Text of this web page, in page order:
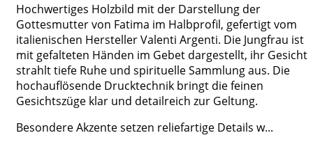
Hochwertiges Holzbild mit der Darstellung der
Gottesmutter von Fatima im Halbprofil, gefertigt vom
italienischen Hersteller Valenti Argenti. Die Jungfrau ist
mit gefalteten Händen im Gebet dargestellt, ihr Gesicht
strahlt tiefe Ruhe und spirituelle Sammlung aus. Die
hochauflösende Drucktechnik bringt die feinen
Gesichtszüge klar und detailreich zur Geltung.
Besondere Akzente setzen reliefartige Details w...